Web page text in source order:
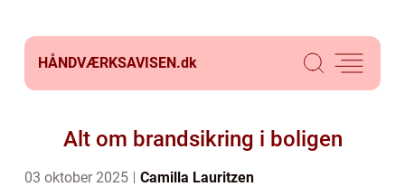
HÅNDVÆRKSAVISEN.dk
Alt om brandsikring i boligen
03 oktober 2025 Camilla Lauritzen